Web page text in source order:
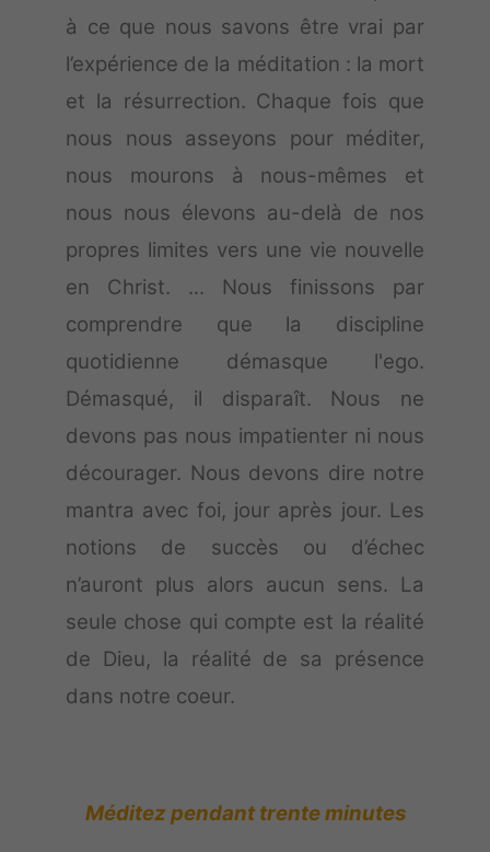
à ce que nous savons être vrai par
l’expérience de la méditation : la mort
et la résurrection. Chaque fois que
nous nous asseyons pour méditer,
nous mourons à nous-mêmes et
nous nous élevons au-delà de nos
propres limites vers une vie nouvelle
en Christ. ... Nous finissons par
comprendre que la discipline
quotidienne démasque l'ego.
Démasqué, il disparaît. Nous ne
devons pas nous impatienter ni nous
décourager. Nous devons dire notre
mantra avec foi, jour après jour. Les
notions de succès ou d’échec
n’auront plus alors aucun sens. La
seule chose qui compte est la réalité
de Dieu, la réalité de sa présence
dans notre coeur.
Méditez pendant trente minutes